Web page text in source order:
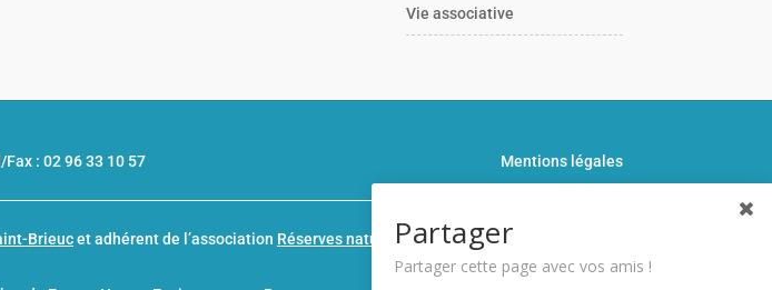
Vie associative
Fax : 02 96 33 10 57 Mentions légales
Brieucet adhérent de l’association Réserves naturelles de France
Partager
Partager cette page avec vos amis !